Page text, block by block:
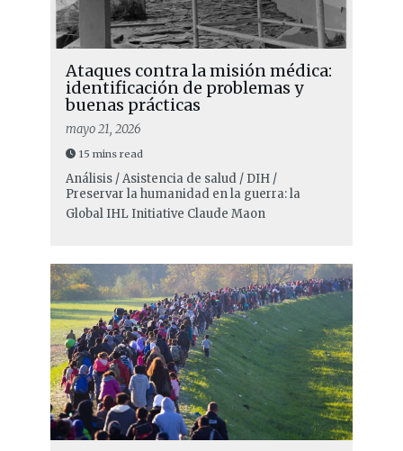
Ataques contra la misión médica:
identificación de problemas y
buenas prácticas
mayo 21, 2026
15 mins read
Análisis / Asistencia de salud / DIH /
Preservar la humanidad en la guerra: la
Global IHL Initiative Claude Maon